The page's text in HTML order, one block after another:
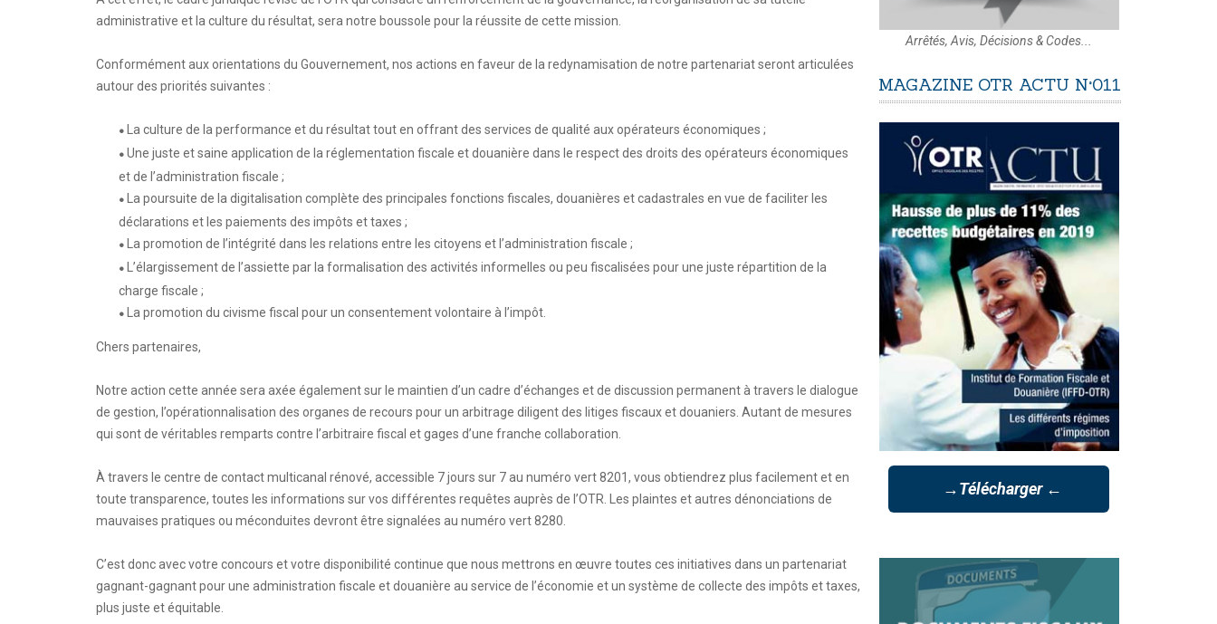
administrative et la culture du résultat, sera notre boussole pour la réussite de cette mission.
Conformément aux orientations du Gouvernement, nos actions en faveur de la redynamisation de notre partenariat seront articulées
autour des priorités suivantes :
● La culture de la performance et du résultat tout en offrant des services de qualité aux opérateurs économiques ;
● Une juste et saine application de la réglementation fiscale et douanière dans le respect des droits des opérateurs économiques
et de l’administration fiscale ;
●
La poursuite de la digitalisation complète des principales fonctions fiscales, douanières et cadastrales en vue de faciliter les
déclarations et les paiements des impôts et taxes ;
● La promotion de l’intégrité dans les relations entre les citoyens et l’administration fiscale ;
●
L’élargissement de l’assiette par la formalisation des activités informelles ou peu fiscalisées pour une juste répartition de la
charge fiscale ;
● La promotion du civisme fiscal pour un consentement volontaire à l’impôt.
Chers partenaires,
Notre action cette année sera axée également sur le maintien d’un cadre d’échanges et de discussion permanent à travers le dialogue
de gestion, l’opérationnalisation des organes de recours pour un arbitrage diligent des litiges fiscaux et douaniers. Autant de mesures
qui sont de véritables remparts contre l’arbitraire fiscal et gages d’une franche collaboration.
À travers le centre de contact multicanal rénové, accessible 7 jours sur 7 au numéro vert 8201, vous obtiendrez plus facilement et en
toute transparence, toutes les informations sur vos différentes requêtes auprès de l’OTR. Les plaintes et autres dénonciations de
mauvaises pratiques ou méconduites devront être signalées au numéro vert 8280.
C’est donc avec votre concours et votre disponibilité continue que nous mettrons en œuvre toutes ces initiatives dans un partenariat
gagnant-gagnant pour une administration fiscale et douanière au service de l’économie et un système de collecte des impôts et taxes,
plus juste et équitable.
Arrêtés, Avis, Décisions & Codes...
MAGAZINE OTR ACTU N°011
→Télécharger ←